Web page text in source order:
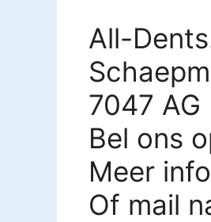
All-
7047 AG
Bel ons
Meer
Of mail